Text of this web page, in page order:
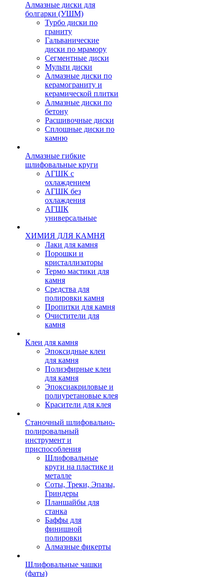
Алмазные диски для
болгарки (УШМ)
Турбо диски по
граниту
Гальванические
диски по мрамору
Сегментные диски
Мульти диски
Алмазные диски по
керамограниту и
керамической плитки
Алмазные диски по
бетону
Расшивочные диски
Сплошные диски по
камню
Алмазные гибкие
шлифовальные круги
АГШК с
охлаждением
АГШК без
охлаждения
АГШК
универсальные
ХИМИЯ ДЛЯ КАМНЯ
Лаки для камня
Порошки и
кристаллизаторы
Термо мастики для
камня
Средства для
полировки камня
Пропитки для камня
Очистители для
камня
Клеи для камня
Эпоксидные клеи
для камня
Полиэфирные клеи
для камня
Эпоксиакриловые и
полиуретановые клея
Красители для клея
Станочный шлифовально-
полировальный
инструмент и
приспособления
Шлифовальные
круги на пластике и
металле
Соты, Треки, Эпазы,
Гриндеры
Планшайбы для
станка
Баффы для
финишной
полировки
Алмазные фикерты
Шлифовальные чашки
(фаты)